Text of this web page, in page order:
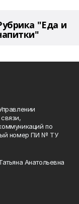
"Еда и
по
номер ПИ № ТУ
Анатольевна